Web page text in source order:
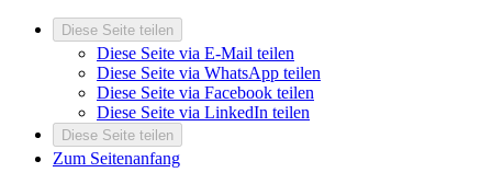
Diese Seite teilen
Diese Seite via E-Mail teilen
Diese Seite via WhatsApp teilen
Diese Seite via Facebook teilen
Diese Seite via LinkedIn teilen
Diese Seite teilen
Zum Seitenanfang